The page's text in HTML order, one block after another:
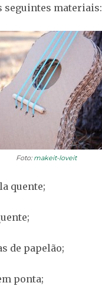
seguintes materiais:
Foto: makeit-loveit
quente;
de papelão;
ponta;